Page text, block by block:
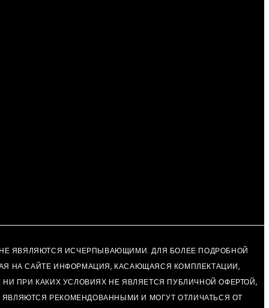
ЯВЯЛЯЮТСЯ ИСЧЕРПЫВАЮЩИМИ. ДЛЯ БОЛЕЕ ПОДРОБНОЙ
НА САЙТЕ ИНФОРМАЦИЯ, КАСАЮЩАЯСЯ КОМПЛЕКТАЦИИ,
ПРИ КАКИХ УСЛОВИЯХ НЕ ЯВЛЯЕТСЯ ПУБЛИЧНОЙ ОФЕРТОЙ,
РЕКОМЕНДОВАННЫМИ И МОГУТ ОТЛИЧАТЬСЯ ОТ